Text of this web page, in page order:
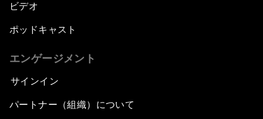
ビデオ
ポッドキャスト
エンゲージメント
サインイン
パートナー（組織）について